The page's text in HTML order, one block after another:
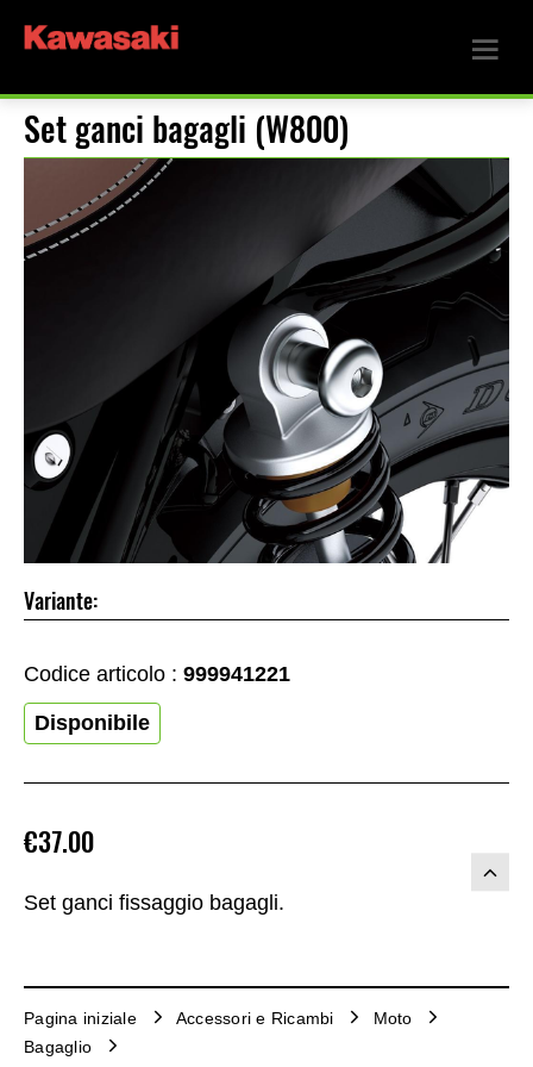
Set ganci bagagli (W800)
Set ganci fissaggio bagagli.
€37.00
Variante:
Codice articolo : 999941221
Disponibile
Pagina iniziale Accessori e Ricambi
Moto
Bagaglio